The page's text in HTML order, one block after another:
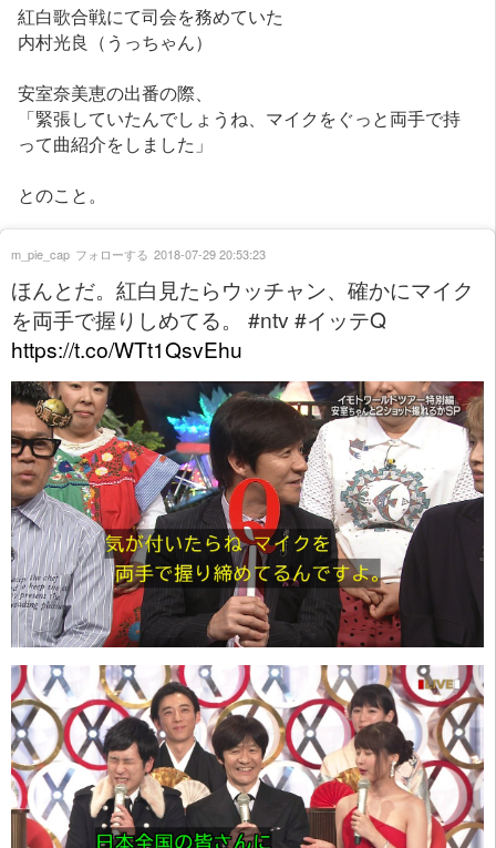
紅白歌合戦にて司会を務めていた
内村光良（うっちゃん）
安室奈美恵の出番の際、
「緊張していたんでしょうね、マイクをぐっと両手で持
って曲紹介をしました」
とのこと。
ほんとだ。紅白見たらウッチャン、確かにマイク
を両手で握りしめてる。 #ntv #イッテQ
https://t.co/WTt1QsvEhu
m_pie_cap フォローする 2018-07-29 20:53:23